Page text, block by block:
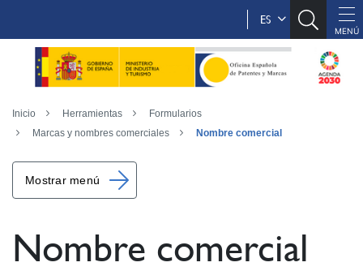
ES
Inicio Herramientas
Formularios
Marcas y nombres comerciales
Nombre comercial
Mostrar menú
Nombre comercial